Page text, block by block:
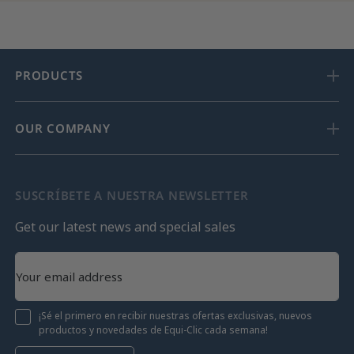
PRODUCTS
OUR COMPANY
SUSCRÍBETE A NUESTRA NEWSLETTER
Get our latest news and special sales
¡Sé el primero en recibir nuestras ofertas exclusivas, nuevos
productos y novedades de Equi-Clic cada semana!